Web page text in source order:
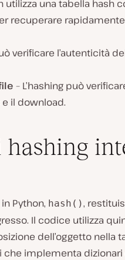
utilizza una tabella hash
recuperare
verificare l’autenticità
– L’hashing può
il download.
Python, hash(),
Il codice utilizza
dell’oggetto nella
implementa dizionari